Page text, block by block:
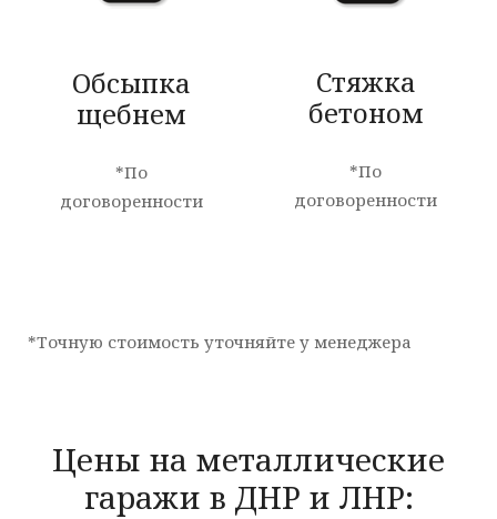
Обсыпка
щебнем
*По
договоренности
Стяжка
бетоном
*По
договоренности
*Точную стоимость уточняйте у менеджера
Цены на металлические
гаражи в ДНР и ЛНР: